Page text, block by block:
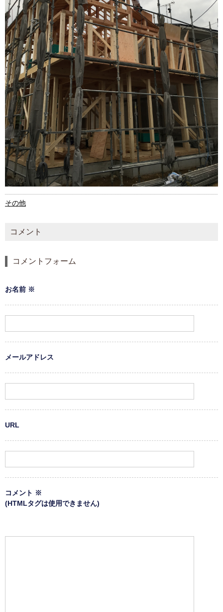
その他
コメント
コメントフォーム
お名前 ※
メールアドレス
URL
コメント ※
(HTMLタグは使用できません)